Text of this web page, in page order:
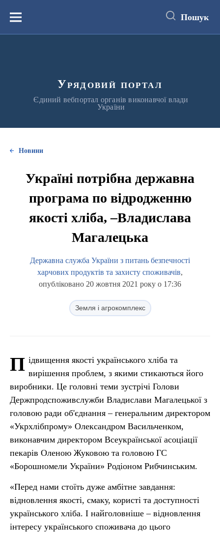
вмістуМеню Пошук
Урядовий портал
Єдиний вебпортал органів виконавчої влади
України
Новини
Україні потрібна державна
програма по відродженню
якості хліба, –Владислава
Магалецька
Державна служба України з питань безпечності
харчових продуктів та захисту споживачів,
опубліковано 20 жовтня 2021 року о 17:36
Земля і агрокомплекс
П ідвищення якості українського хліба та
вирішення проблем, з якими стикаються його
виробники. Це головні теми зустрічі Голови
Держпродспоживслужби Владислави Магалецької з
головою ради об'єднання – генеральним директором
«Укрхлібпрому» Олександром Васильченком,
виконавчим директором Всеукраїнської асоціації
пекарів Оленою Жуковою та головою ГС
«Борошномели України» Родіоном Рибчинським.
«Перед нами стоїть дуже амбітне завдання:
відновлення якості, смаку, користі та доступності
українського хліба. І найголовніше – відновлення
інтересу українського споживача до цього